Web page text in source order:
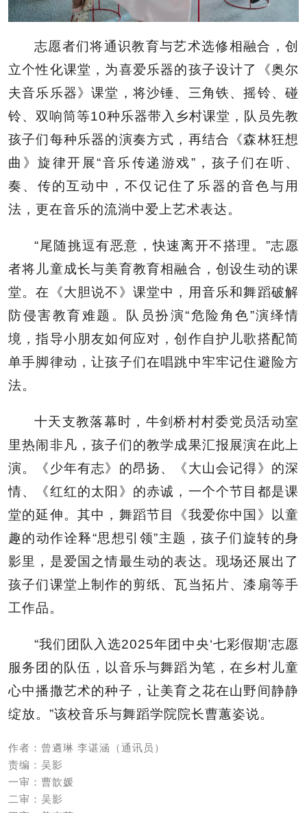
志愿者们将通识教育与艺术选修相融合，创
立个性化课堂，为喜爱乐器的孩子设计了《奥尔
夫音乐乐器》课堂，将沙锤、三角铁、摇铃、碰
铃、双响筒等10种乐器带入乡村课堂，队员先教
孩子们每种乐器的演奏方式，再结合《森林狂想
曲》旋律开展“音乐传递游戏”，孩子们在听、
奏、传的互动中，不仅记住了乐器的音色与用
法，更在音乐的流淌中爱上艺术表达。
“尾随挑逗有恶意，快速离开不搭理。”志愿
者将儿童成长与美育教育相融合，创设生动的课
堂。在《大胆说不》课堂中，用音乐和舞蹈破解
防侵害教育难题。队员扮演“危险角色”演绎情
境，指导小朋友如何应对，创作自护儿歌搭配简
单手脚律动，让孩子们在唱跳中牢牢记住避险方
法。
十天支教落幕时，牛剑桥村村委党员活动室
里热闹非凡，孩子们的教学成果汇报展演在此上
演。《少年有志》的昂扬、《大山会记得》的深
情、《红红的太阳》的赤诚，一个个节目都是课
堂的延伸。其中，舞蹈节目《我爱你中国》以童
趣的动作诠释“思想引领”主题，孩子们旋转的身
影里，是爱国之情最生动的表达。现场还展出了
孩子们课堂上制作的剪纸、瓦当拓片、漆扇等手
工作品。
“我们团队入选2025年团中央‘七彩假期’志愿
服务团的队伍，以音乐与舞蹈为笔，在乡村儿童
心中播撒艺术的种子，让美育之花在山野间静静
绽放。”该校音乐与舞蹈学院院长曹蕙姿说。
作者：曾遴琳 李谌涵（通讯员）
责编：吴影
一审：曹歆媛
二审：吴影